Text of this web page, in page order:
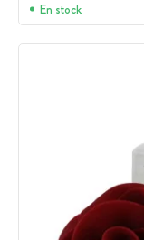
En stock